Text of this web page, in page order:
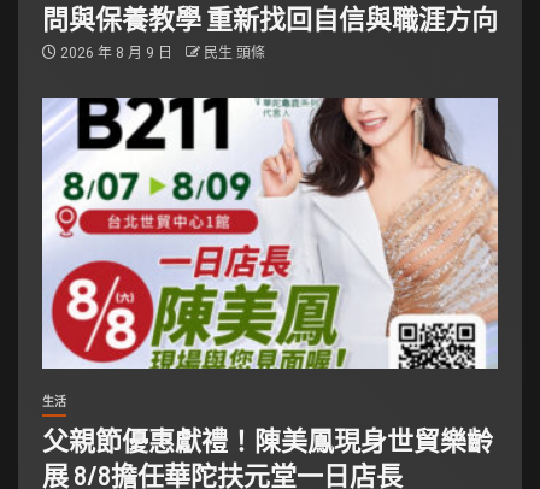
問與保養教學 重新找回自信與職涯方向
2026 年 8 月 9 日 民生 頭條
生活
父親節優惠獻禮！陳美鳳現身世貿樂齡
展 8/8擔任華陀扶元堂一日店長